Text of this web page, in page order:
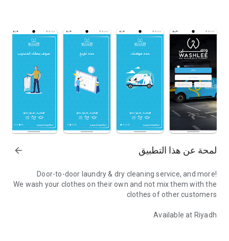
لمحة عن هذا التطبيق arrow_forward
Door-to-door laundry & dry cleaning service, and more!
We wash your clothes on their own and not mix them with the
clothes of other customers
Available at Riyadh